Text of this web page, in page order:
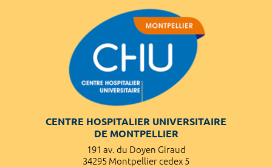
CENTRE HOSPITALIER UNIVERSITAIRE
DE MONTPELLIER
191 av. du Doyen Giraud
34295 Montpellier cedex 5